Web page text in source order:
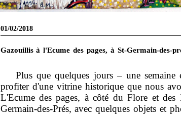
01/02/2018
Gazouillis à l'Ecume des pages, à St-Germain-des-
Plus que quelques jours – une
profiter d'une vitrine historique que nous
L'Ecume des pages, à côté du Flore et
Germain-des-Prés, avec quelques objets et